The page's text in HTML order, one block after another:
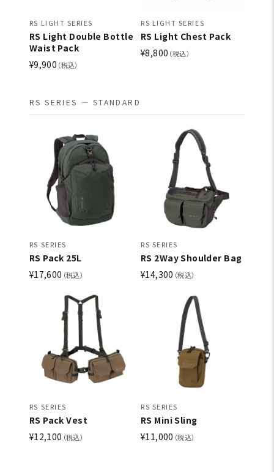
RS LIGHT SERIES
RS Light Double Bottle
Waist Pack
¥9,900 （税込）
RS LIGHT SERIES
RS Light Chest Pack
¥8,800 （税込）
RS SERIES — STANDARD
RS SERIES
RS Pack 25L
¥17,600 （税込）
RS SERIES
RS 2Way Shoulder Bag
¥14,300 （税込）
RS SERIES
RS Pack Vest
¥12,100 （税込）
RS SERIES
RS Mini Sling
¥11,000 （税込）